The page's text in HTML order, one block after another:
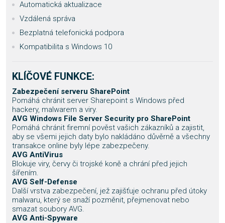
Automatická aktualizace
Vzdálená správa
Bezplatná telefonická podpora
Kompatibilita s Windows 10
KLÍČOVÉ FUNKCE:
Zabezpečení serveru SharePoint
Pomáhá chránit server Sharepoint s Windows před
hackery, malwarem a viry.
AVG Windows File Server Security pro SharePoint
Pomáhá chránit firemní pověst vašich zákazníků a zajistit,
aby se všemi jejich daty bylo nakládáno důvěrně a všechny
transakce online byly lépe zabezpečeny.
AVG AntiVirus
Blokuje viry, červy či trojské koně a chrání před jejich
šířením.
AVG Self-Defense
Další vrstva zabezpečení, jež zajišťuje ochranu před útoky
malwaru, který se snaží pozměnit, přejmenovat nebo
smazat soubory AVG.
AVG Anti-Spyware